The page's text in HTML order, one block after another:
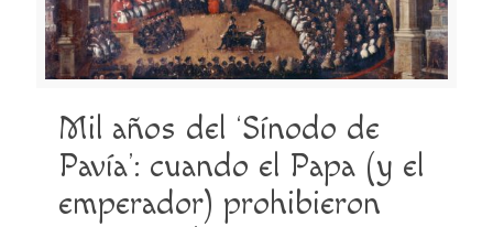
Mil años del ‘Sínodo de
Pavía’: cuando el Papa (y el
emperador) prohibieron